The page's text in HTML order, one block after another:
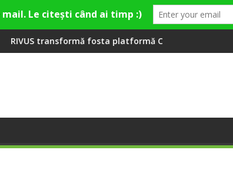
VillageCarbochim într-un nou centru cultural și de
Când luna devine o întrebare